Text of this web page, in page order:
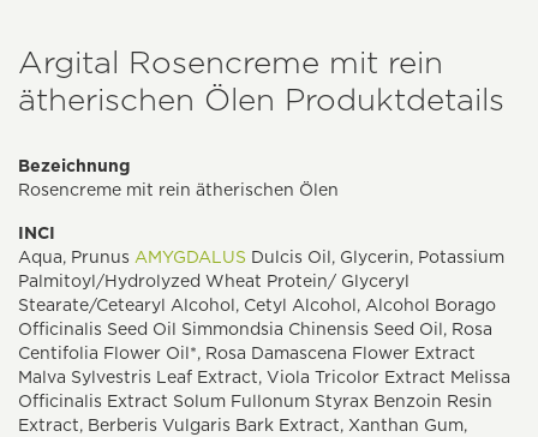
Argital Rosencreme mit rein
ätherischen Ölen Produktdetails
Bezeichnung
Rosencreme mit rein ätherischen Ölen
INCI
Aqua, Prunus AMYGDALUS Dulcis Oil, Glycerin, Potassium
Palmitoyl/Hydrolyzed Wheat Protein/ Glyceryl
Stearate/Cetearyl Alcohol, Cetyl Alcohol, Alcohol Borago
Officinalis Seed Oil Simmondsia Chinensis Seed Oil, Rosa
Centifolia Flower Oil*, Rosa Damascena Flower Extract
Malva Sylvestris Leaf Extract, Viola Tricolor Extract Melissa
Officinalis Extract Solum Fullonum Styrax Benzoin Resin
Extract, Berberis Vulgaris Bark Extract, Xanthan Gum,